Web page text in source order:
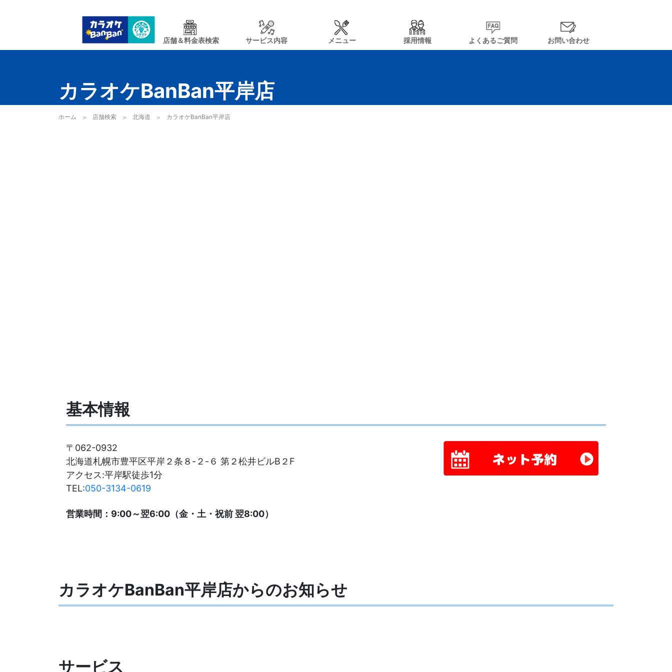
店舗＆料金表検索 サービス内容 メニュー 採用情報 よくあるご質問 お問い合わせ
カラオケBanBan平岸店
ホーム 店舗検索 北海道 カラオケBanBan平岸店
基本情報
〒062-0932
北海道札幌市豊平区平岸２条８-２-６ 第２松井ビルB２F
アクセス:平岸駅徒歩1分
TEL:050-3134-0619
営業時間：9:00～翌6:00（金・土・祝前 翌8:00）
カラオケBanBan平岸店からのお知らせ
サービス